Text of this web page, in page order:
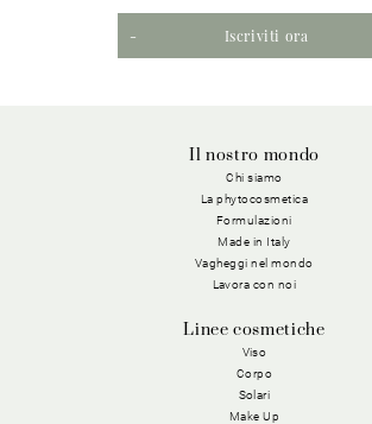
Iscriviti ora
Il nostro mondo
Chi siamo
La phytocosmetica
Formulazioni
Made in Italy
Vagheggi nel mondo
Lavora con noi
Linee cosmetiche
Viso
Corpo
Solari
Make Up